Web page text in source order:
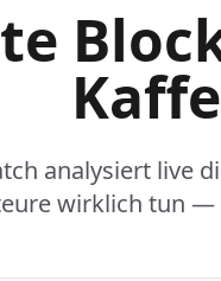
analysiert live
wirklich tun —